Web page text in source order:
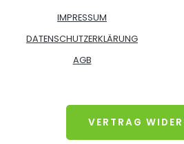
IMPRESSUM
DATENSCHUTZERKLÄRUNG
AGB
VERTRAG